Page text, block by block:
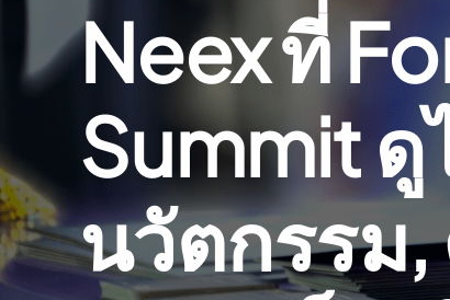
Neex ที่
Summit
นวัตกรรม,